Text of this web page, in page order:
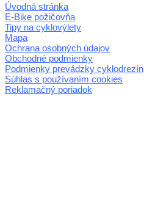
Úvodná stránka
E-Bike požičovňa
Tipy na cyklovýlety
Mapa
Ochrana osobných údajov
Obchodné podmienky
Podmienky prevádzky cyklodrezín
Súhlas s používaním cookies
Reklamačný poriadok